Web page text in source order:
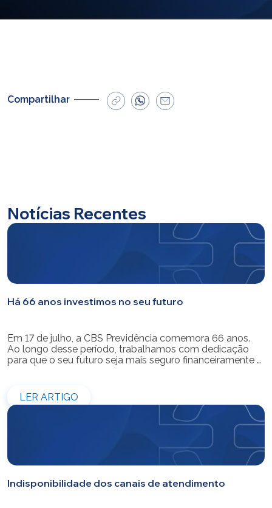
Compartilhar
Notícias Recentes
Há 66 anos investimos no seu futuro
Em 17 de julho, a CBS Previdência comemora 66 anos.
Ao longo desse período, trabalhamos com dedicação
para que o seu futuro seja mais seguro financeiramente e
eficiência e transparência os recursos dos nossos mais
de 39 mil participantes. Temos […]
LER ARTIGO
Indisponibilidade dos canais de atendimento